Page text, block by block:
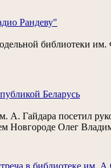
Рандеву"
библиотеки
Беларусь
А. Гайдара посетил
Новгороде Олег
в библиотеке им.